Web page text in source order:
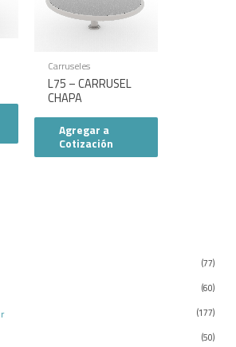
(77)
(60)
(177)
(50)
Carruseles
L75 – CARRUSEL
CHAPA
Agregar a
Cotización